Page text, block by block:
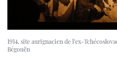
1914, site aurignacien de l’ex-
Bégouën